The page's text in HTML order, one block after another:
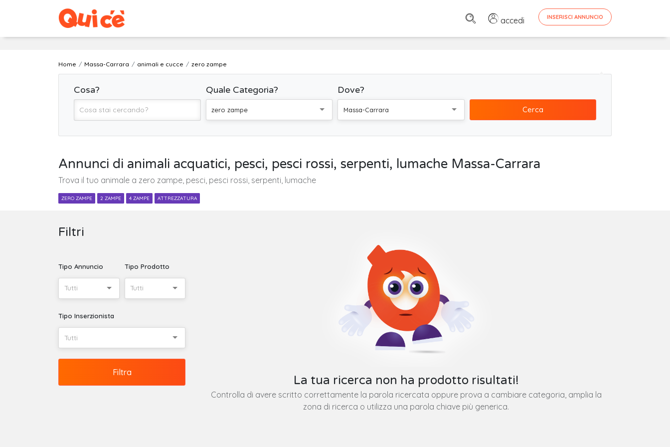
accedi INSERISCI ANNUNCIO
Home Massa-Carrara animali e cucce zero zampe
Cosa? Quale Categoria?
zero zampe
Dove?
Massa-Carrara Cerca
Annunci di animali acquatici, pesci, pesci rossi, serpenti, lumache Massa-Carrara
Trova il tuo animale a zero zampe, pesci, pesci rossi, serpenti, lumache
ZERO ZAMPE 2 ZAMPE 4 ZAMPE ATTREZZATURA
Filtri
Tipo Annuncio
Tutti
Tipo Prodotto
Tutti
Tipo Inserzionista
Tutti
Filtra
La tua ricerca non ha prodotto risultati!
Controlla di avere scritto correttamente la parola ricercata oppure prova a cambiare categoria, amplia la
zona di ricerca o utilizza una parola chiave più generica.